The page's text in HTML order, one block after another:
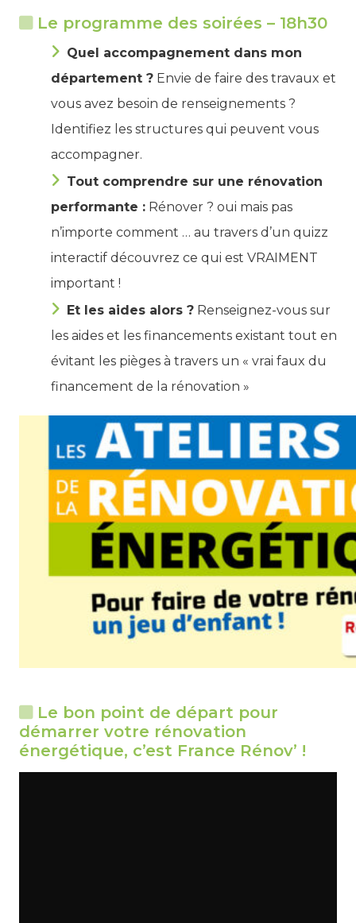
Le programme des soirées – 18h30
Quel accompagnement dans mon
département ? Envie de faire des travaux et
vous avez besoin de renseignements ?
Identifiez les structures qui peuvent vous
accompagner.
Tout comprendre sur une rénovation
performante : Rénover ? oui mais pas
n’importe comment … au travers d’un quizz
interactif découvrez ce qui est VRAIMENT
important !
Et les aides alors ? Renseignez-vous sur
les aides et les financements existant tout en
évitant les pièges à travers un « vrai faux du
financement de la rénovation »
Le bon point de départ pour
démarrer votre rénovation
énergétique, c’est France Rénov’ !